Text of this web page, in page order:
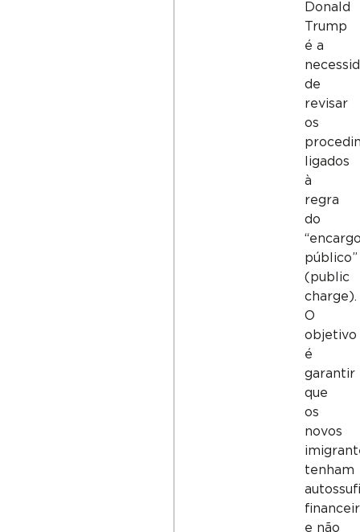
Donald
Trump
é a
de
revisar
os
ligados
à
regra
do
público”
(public
charge).
O
objetivo
é
garantir
que
os
novos
tenham
e não